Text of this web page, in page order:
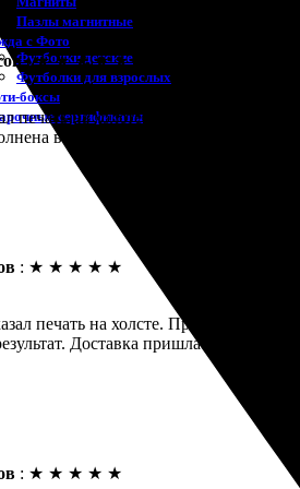
Пазлы магнитные
с Фото
Футболки детские
Футболки для взрослых
боксы
сертификаты
: ★ ★ ★ ★ ★
печать на холсте. Все быстро и
в срок, пришло аккуратно
: ★ ★ ★ ★ ★
печать на холсте. Процесс
Доставка пришла вовремя,
: ★ ★ ★ ★ ★